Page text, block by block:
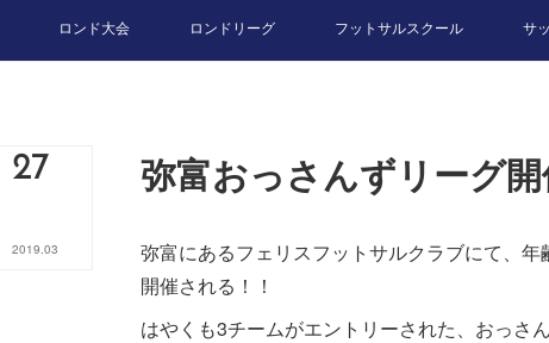
ロンド大会 ロンドリーグ フットサルスクール サ
27
2019.03
弥富おっさんずリーグ開
弥富にあるフェリスフットサルクラブにて、
開催される！！
はやくも3チームがエントリーされた、おっさ